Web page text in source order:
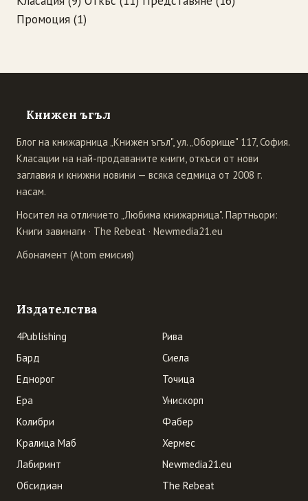
Промоция (1)
Книжен ъгъл
Блог на книжарница „Книжен ъгъл", ул. „Оборище" 117, София.
Класации на най-продаваните книги, откъси от нови
заглавия и книжни новини — всяка седмица от 2008 г.
насам.
Носител на отличието „Любима книжарница". Партньори:
Книги завинаги · The Rebeat · Newmedia21.eu
Абонамент (Atom емисия)
Издателства
4Publishing
Бард
Еднорог
Ера
Колибри
Кралица Маб
Лабиринт
Обсидиан
Рива
Сиела
Точица
Унискорп
Фабер
Хермес
Newmedia21.eu
The Rebeat